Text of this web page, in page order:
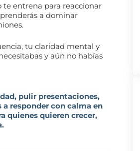
te entrena para reaccionar
a dominar
tu claridad mental y
y aún no habías
pulir presentaciones,
responder con calma en
quienes quieren crecer,